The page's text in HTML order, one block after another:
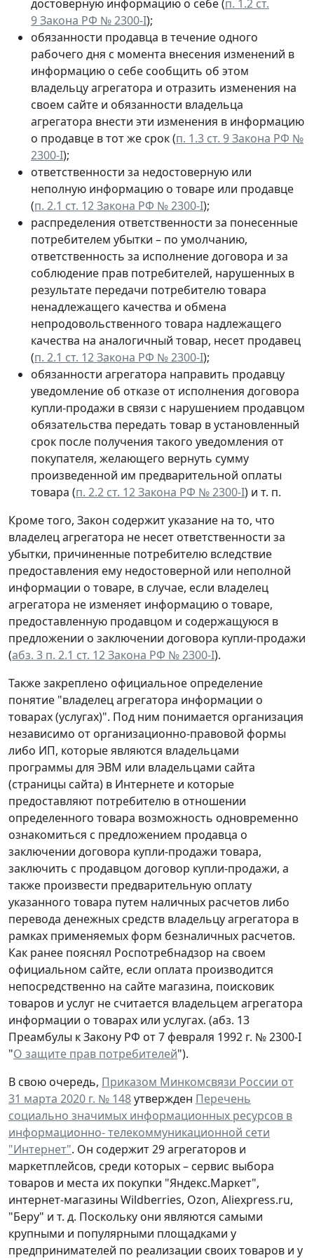
достоверную информацию о себе (п. 1.2 ст.
9 Закона РФ № 2300-I);
обязанности продавца в течение одного
рабочего дня с момента внесения изменений в
информацию о себе сообщить об этом
владельцу агрегатора и отразить изменения на
своем сайте и обязанности владельца
агрегатора внести эти изменения в информацию
о продавце в тот же срок (п. 1.3 ст. 9 Закона РФ №
2300-I);
ответственности за недостоверную или
неполную информацию о товаре или продавце
(п. 2.1 ст. 12 Закона РФ № 2300-I);
распределения ответственности за понесенные
потребителем убытки – по умолчанию,
ответственность за исполнение договора и за
соблюдение прав потребителей, нарушенных в
результате передачи потребителю товара
ненадлежащего качества и обмена
непродовольственного товара надлежащего
качества на аналогичный товар, несет продавец
(п. 2.1 ст. 12 Закона РФ № 2300-I);
обязанности агрегатора направить продавцу
уведомление об отказе от исполнения договора
купли-продажи в связи с нарушением продавцом
обязательства передать товар в установленный
срок после получения такого уведомления от
покупателя, желающего вернуть сумму
произведенной им предварительной оплаты
товара (п. 2.2 ст. 12 Закона РФ № 2300-I) и т. п.
Кроме того, Закон содержит указание на то, что
владелец агрегатора не несет ответственности за
убытки, причиненные потребителю вследствие
предоставления ему недостоверной или неполной
информации о товаре, в случае, если владелец
агрегатора не изменяет информацию о товаре,
предоставленную продавцом и содержащуюся в
предложении о заключении договора купли-продажи
(абз. 3 п. 2.1 ст. 12 Закона РФ № 2300-I).
Также закреплено официальное определение
понятие "владелец агрегатора информации о
товарах (услугах)". Под ним понимается организация
независимо от организационно-правовой формы
либо ИП, которые являются владельцами
программы для ЭВМ или владельцами сайта
(страницы сайта) в Интернете и которые
предоставляют потребителю в отношении
определенного товара возможность одновременно
ознакомиться с предложением продавца о
заключении договора купли-продажи товара,
заключить с продавцом договор купли-продажи, а
также произвести предварительную оплату
указанного товара путем наличных расчетов либо
перевода денежных средств владельцу агрегатора в
рамках применяемых форм безналичных расчетов.
Как ранее пояснял Роспотребнадзор на своем
официальном сайте, если оплата производится
непосредственно на сайте магазина, поисковик
товаров и услуг не считается владельцем агрегатора
информации о товарах или услугах. (абз. 13
Преамбулы к Закону РФ от 7 февраля 1992 г. № 2300-I
"О защите прав потребителей").
В свою очередь, Приказом Минкомсвязи России от
31 марта 2020 г. № 148утвержден Перечень
социально значимых информационных ресурсов в
информационно- телекоммуникационной сети
"Интернет". Он содержит 29 агрегаторов и
маркетплейсов, среди которых – сервис выбора
товаров и места их покупки "Яндекс.Маркет",
интернет-магазины Wildberries, Ozon, Aliexpress.ru,
"Беру" и т. д. Поскольку они являются самыми
крупными и популярными площадками у
предпринимателей по реализации своих товаров и у